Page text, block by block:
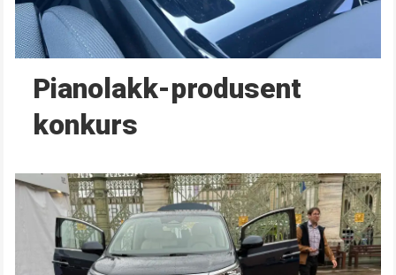
Pianolakk-produsent
konkurs